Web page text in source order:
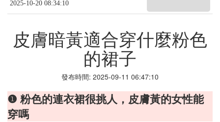
2025-10-20 08:34:10
皮膚暗黃適合穿什麼粉色
的裙子
發布時間: 2025-09-11 06:47:10
❶ 粉色的連衣裙很挑人，皮膚黃的女性能
穿嗎